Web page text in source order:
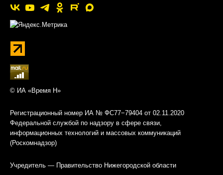
© ИА «Время Н»
Регистрационный номер ИА № ФС77−79404 от 02.11.2020
Федеральной службой по надзору в сфере связи,
информационных технологий и массовых коммуникаций
(Роскомнадзор)
Учредитель — Правительство Нижегородской области